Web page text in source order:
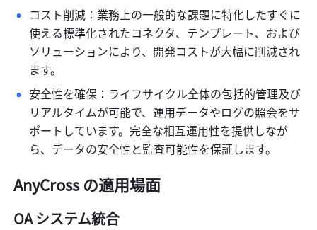
コスト削減：業務上の一般的な課題に特化したすぐに
使える標準化されたコネクタ、テンプレート、および
ソリューションにより、開発コストが大幅に削減され
ます。
安全性を確保：ライフサイクル全体の包括的管理及び
リアルタイムが可能で、運用データやログの照会をサ
ポートしています。完全な相互運用性を提供しなが
ら、データの安全性と監査可能性を保証します。
AnyCross の適用場面
OA システム統合